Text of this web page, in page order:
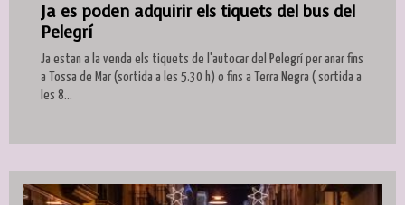
Ja es poden adquirir els tiquets del bus del
Pelegrí
Ja estan a la venda els tiquets de l'autocar del Pelegrí per anar fins
a Tossa de Mar (sortida a les 5.30 h) o fins a Terra Negra ( sortida a
les 8...